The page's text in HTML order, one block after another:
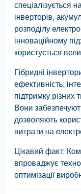
спеціалізується
інверторів,
розподілу
інноваційному
користується
Гібридні
ефективність,
підтримку різних
Вони
дозволяють
витрати на
Цікавий факт:
впроваджує
оптимізації